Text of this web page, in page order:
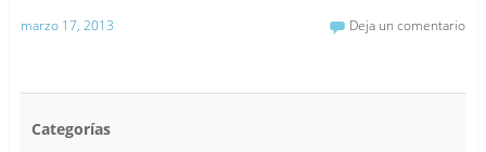
marzo 17, 2013 Deja un comentario
Categorías